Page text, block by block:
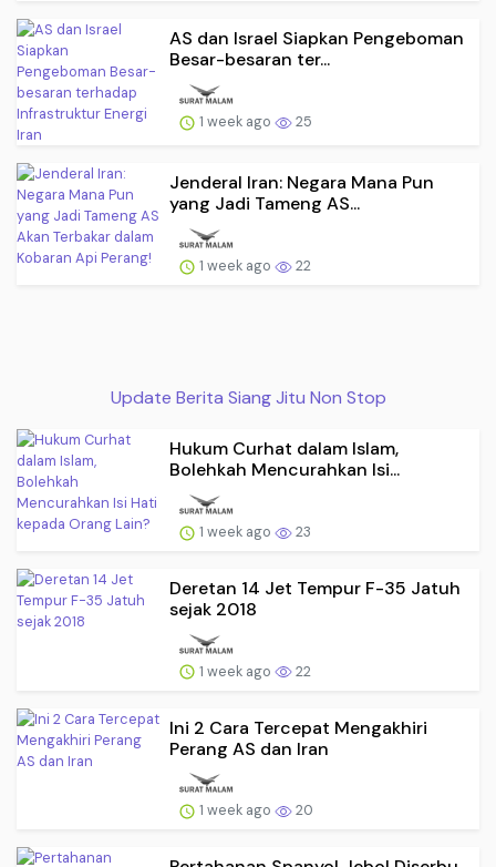
AS dan Israel Siapkan Pengeboman
Besar-besaran ter...
1 week ago 25
Jenderal Iran: Negara Mana Pun
yang Jadi Tameng AS...
1 week ago 22
Update Berita Siang Jitu Non Stop
Hukum Curhat dalam Islam,
Bolehkah Mencurahkan Isi...
1 week ago 23
Deretan 14 Jet Tempur F-35 Jatuh
sejak 2018
1 week ago 22
Ini 2 Cara Tercepat Mengakhiri
Perang AS dan Iran
1 week ago 20